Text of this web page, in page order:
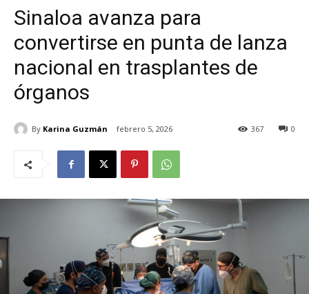
Sinaloa avanza para
convertirse en punta de lanza
nacional en trasplantes de
órganos
By Karina Guzmán febrero 5, 2026 0
367